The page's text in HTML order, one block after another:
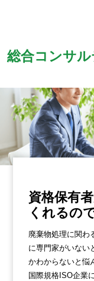
総合コンサ
資格保有
くれるの
廃棄物処理に関わ
に専門家がいない
かわからないと悩
国際規格ISO企業